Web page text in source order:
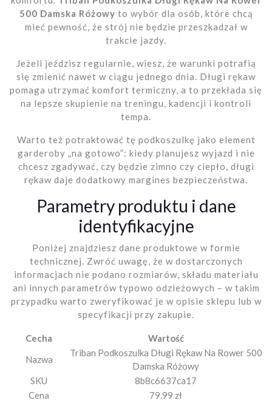
500 Damska Różowy to wybór dla osób, które chcą
mieć pewność, że strój nie będzie przeszkadzał w
trakcie jazdy.
Jeżeli jeździsz regularnie, wiesz, że warunki potrafią
się zmienić nawet w ciągu jednego dnia. Długi rękaw
pomaga utrzymać komfort termiczny, a to przekłada się
na lepsze skupienie na treningu, kadencji i kontroli
tempa.
Warto też potraktować tę podkoszulkę jako element
garderoby „na gotowo”: kiedy planujesz wyjazd i nie
chcesz zgadywać, czy będzie zimno czy ciepło, długi
rękaw daje dodatkowy margines bezpieczeństwa.
Parametry produktu i dane
identyfikacyjne
Poniżej znajdziesz dane produktowe w formie
technicznej. Zwróć uwagę, że w dostarczonych
informacjach nie podano rozmiarów, składu materiału
ani innych parametrów typowo odzieżowych – w takim
przypadku warto zweryfikować je w opisie sklepu lub w
specyfikacji przy zakupie.
Cecha
Wartość
Nazwa
Triban Podkoszulka Długi Rękaw Na Rower 500
Damska Różowy
SKU
8b8c6637ca17
Cena
79.99 zł